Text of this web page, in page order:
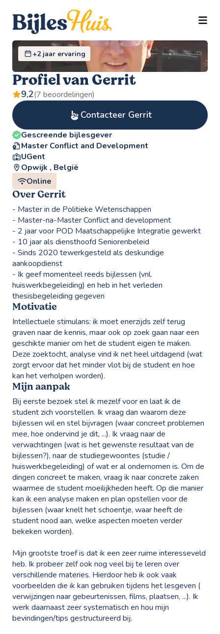
+2 jaar ervaring
Profiel van Gerrit
9,2(7 beoordelingen)
Contacteer Gerrit
Gescreende bijlesgever
Master Conflict and Development
UGent
Opwijk , België
Online
Over Gerrit
- Master in de Politieke Wetenschappen
- Master-na-Master Conflict and development
- 2 jaar voor POD Maatschappelijke Integratie gewerkt
- 10 jaar als diensthoofd Seniorenbeleid
- Sinds 2020 tewerkgesteld als deskundige
aankoopdienst
- Ik geef momenteel reeds bijlessen (vnl.
huiswerkbegeleiding) en heb in het verleden
thesisbegeleiding gegeven
Motivatie
Intellectuele stimulans: ik moet enerzijds zelf terug
graven naar de kennis, maar ook op zoek gaan naar een
geschikte manier om het de student eigen te maken.
Deze zoektocht, analyse vind ik net heel uitdagend (wat
zorgt ervoor dat het minder vlot bij de student en hoe
kan het verholpen worden).
Mijn aanpak
Bij eerste bezoek stel ik mezelf voor en laat ik de
student zich voorstellen. Ik vraag dan waarom deze
bijlessen wil en stel bijvragen (waar concreet problemen
mee, hoe ondervind je dit, ...). Ik vraag naar de
verwachtingen (wat is het gewenste resultaat van de
bijlessen?), naar de studiegewoontes (studie /
huiswerkbegeleiding) of wat er al ondernomen is. Om de
dingen concreet te maken, vraag ik naar concrete zaken
waarmee de student moeilijkheden heeft. Op die manier
kan ik een analyse maken en plan opstellen voor de
bijlessen (waar knelt het schoentje, waar heeft de
student nood aan, welke aspecten moeten verder
bekeken worden).
Mijn grootste troef is dat ik een zeer ruime interesseveld
heb. Ik probeer zelf ook nog veel bij te leren over
verschillende materies. Hierdoor heb ik ook vaak
voorbeelden die ik kan gebruiken tijdens het lesgeven (
verwijzingen naar gebeurtenissen, films, plaatsen, ...). Ik
werk daarnaast zeer systematisch en hou mijn
bevindingen/tips gestructureerd bij.